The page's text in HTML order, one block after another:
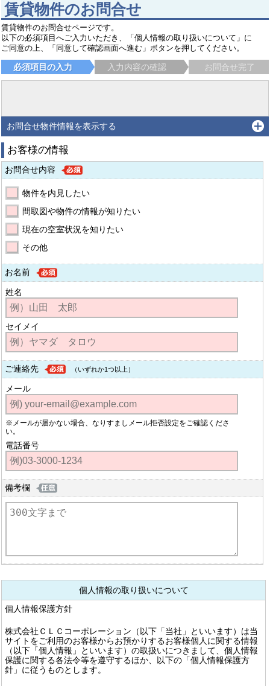
賃貸物件のお問合せ
賃貸物件のお問合せページです。
以下の必須項目へご入力いただき、「個人情報の取り扱いについて」に
ご同意の上、「同意して確認画面へ進む」ボタンを押してください。
必須項目の入力 入力内容の確認 お問合せ完了
お問合せ物件情報を表示する
お客様の情報
お問合せ内容
物件を内見したい
間取図や物件の情報が知りたい
現在の空室状況を知りたい
その他
お名前
姓名
セイメイ
ご連絡先 （いずれか1つ以上）
メール
※メールが届かない場合、なりすましメール拒否設定をご確認くださ
い。
電話番号
備考欄
個人情報の取り扱いについて
個人情報保護方針
株式会社ＣＬＣコーポレーション（以下「当社」といいます）は当
サイトをご利用のお客様からお預かりするお客様個人に関する情報
（以下「個人情報」といいます）の取扱いにつきまして、個人情報
保護に関する各法令等を遵守するほか、以下の「個人情報保護方
針」に従うものとします。